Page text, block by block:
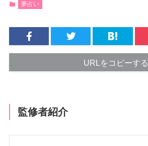
夢占い
URLをコピーする
監修者紹介